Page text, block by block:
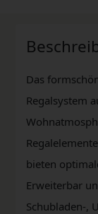
Das
Regalsystem
bieten
Erweiterbar
Schubladen-,